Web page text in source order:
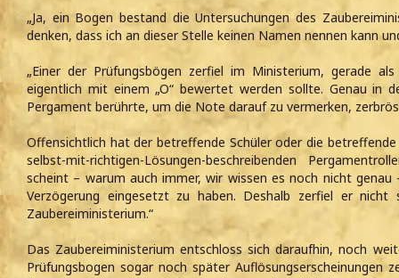
„Ja, ein Bogen bestand die Untersuchungen des
denken, dass ich an dieser Stelle keinen Namen nennen kann
„Einer der Prüfungsbögen zerfiel im Ministerium, gerade
eigentlich mit einem „O“ bewertet werden sollte. Genau in
Pergament berührte, um die Note darauf zu vermerken,
Offensichtlich hat der betreffende Schüler oder die
selbst-mit-richtigen-Lösungen-beschreibenden
scheint – warum auch immer, wir wissen es noch nicht
Verzögerung eingesetzt zu haben. Deshalb zerfiel er
Zaubereiministerium.“
Das Zaubereiministerium entschloss sich daraufhin, noch
Prüfungsbogen sogar noch später Auflösungserscheinungen